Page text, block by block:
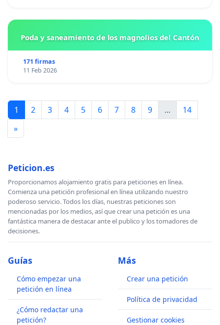
Poda y saneamiento de los magnolios del Cantón
171 firmas
11 Feb 2026
1 2 3 4 5 6 7 8 9 ...
14
»
Peticion.es
Proporcionamos alojamiento gratis para peticiones en línea.
Comienza una petición profesional en línea utilizando nuestro
poderoso servicio. Todos los días, nuestras peticiones son
mencionadas por los medios, así que crear una petición es una
fantástica manera de destacar ante el publico y los tomadores de
decisiones.
Guías
Cómo empezar una
petición en línea
¿Cómo redactar una
petición?
Más
Crear una petición
Política de privacidad
Gestionar cookies